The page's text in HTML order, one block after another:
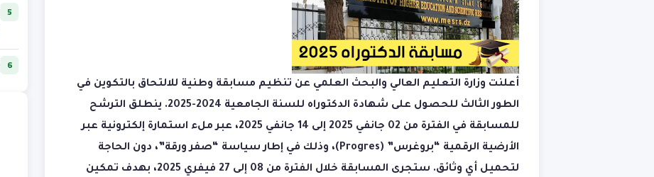
أعلنت وزارة التعليم العالي والبحث العلمي عن تنظيم مسابقة وطنية للالتحاق بالتكوين في
الطور الثالث للحصول على شهادة الدكتوراه للسنة الجامعية 2024-2025. ينطلق الترشح
للمسابقة في الفترة من 02 جانفي 2025 إلى 14 جانفي 2025، عبر ملء استمارة إلكترونية عبر
الأرضية الرقمية “بروغرس” (Progres)، وذلك في إطار سياسة “صفر ورقة”، دون الحاجة
لتحميل أي وثائق. ستجرى المسابقة خلال الفترة من 08 إلى 27 فيفري 2025، بهدف تمكين
5
6